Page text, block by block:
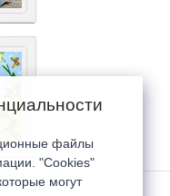
файлы
"Cookies"
могут